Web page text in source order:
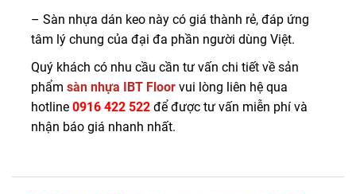
– Sàn nhựa dán keo này có giá thành rẻ, đáp ứng
tâm lý chung của đại đa phần người dùng Việt.
Quý khách có nhu cầu cần tư vấn chi tiết về sản
phẩm sàn nhựa IBT Floor vui lòng liên hệ qua
hotline 0916 422 522 để được tư vấn miễn phí và
nhận báo giá nhanh nhất.